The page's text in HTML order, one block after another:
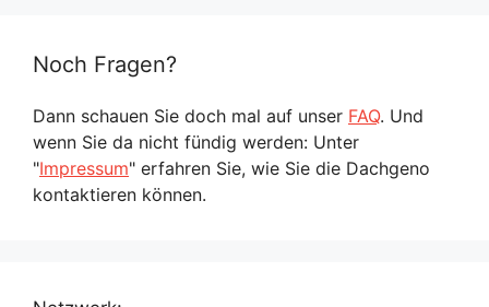
Noch Fragen?
Dann schauen Sie doch mal auf unser FAQ. Und
wenn Sie da nicht fündig werden: Unter
"Impressum" erfahren Sie, wie Sie die Dachgeno
kontaktieren können.